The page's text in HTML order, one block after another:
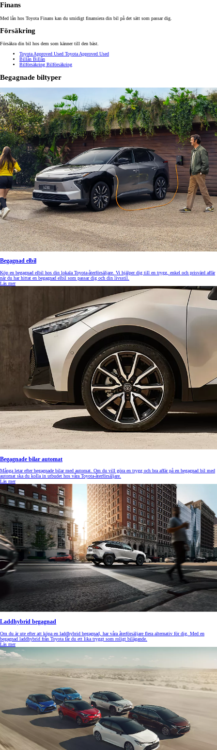
Finans
Med lån hos Toyota Finans kan du smidigt finansiera din bil på det sätt som passar dig.
Försäkring
Försäkra din bil hos dem som känner till den bäst.
Toyota Approved Used Toyota Approved Used
Billån Billån
Bilförsäkring Bilförsäkring
Begagnade biltyper
Begagnad elbil
Köp en begagnad elbil hos din lokala Toyota-återförsäljare. Vi hjälper dig till en trygg, enkel och prisvärd affär
när du har hittat en begagnad elbil som passar dig och din livsstil.
Läs mer
Begagnade bilar automat
Många letar efter begagnade bilar med automat. Om du vill göra en trygg och bra affär på en begagnad bil med
automat ska du kolla in utbudet hos våra Toyota-återförsäljare.
Läs mer
Laddhybrid begagnad
Om du är ute efter att köpa en laddhybrid begagnad, har våra återförsäljare flera alternativ för dig. Med en
begagnad laddhybrid från Toyota får du ett lika tryggt som roligt bilägande.
Läs mer